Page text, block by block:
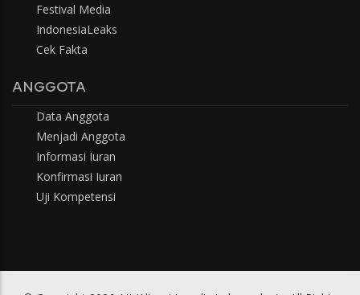
Festival Media
IndonesiaLeaks
Cek Fakta
ANGGOTA
Data Anggota
Menjadi Anggota
Informasi Iuran
Konfirmasi Iuran
Uji Kompetensi